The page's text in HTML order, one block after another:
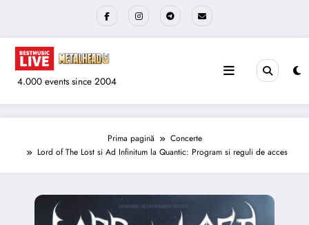
4.000 events since 2004
Prima pagină
Concerte
Lord of The Lost si Ad Infinitum la Quantic: Program si reguli de acces